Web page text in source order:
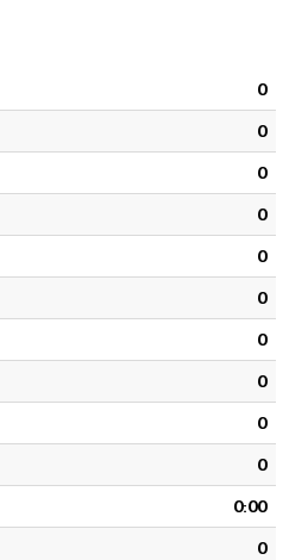
0
0
0
0
0
0
0
0
0
0
0:00
0